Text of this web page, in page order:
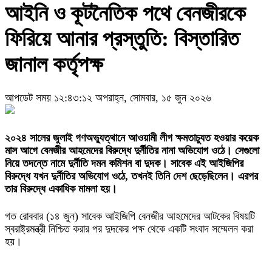
​আইনি ও কূটনৈতিক পথে বেনজীরকে
ফিরিয়ে আনার প্রস্তুতি: বিস্তারিত
জানাল কর্তৃপক্ষ
আপডেট সময় ১২:৪৩:১২ অপরাহ্ন, সোমবার, ১৫ জুন ২০২৬
২০২৪ সালের জুলাই গণঅভ্যুত্থানে আওয়ামী লীগ ক্ষমতাচ্যুত হওয়ার কয়েক
মাস আগে বেনজীর আহমেদের বিরুদ্ধে দুর্নীতির নানা অভিযোগ ওঠে। সেগুলো
নিয়ে তদন্তে নামে দুর্নীতি দমন কমিশন বা দুদক। সাবেক এই আইজিপির
বিরুদ্ধে যখন দুর্নীতির অভিযোগ ওঠে, তখনই তিনি দেশ ছেড়েছিলেন। এরপর
তার বিরুদ্ধে একাধিক মামলা হয়।
গত রোববার (১৪ জুন) সাবেক আইজিপি বেনজীর আহমেদের আটকের বিষয়টি
স্বরাষ্ট্রমন্ত্রী নিশ্চিত করার পর দুদকের পক্ষ থেকে একটি সংবাদ সম্মেলন করা
হয়।